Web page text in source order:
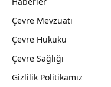
Çevre Mevzuatı
Çevre Hukuku
Çevre Sağlığı
Gizlilik Politikamız